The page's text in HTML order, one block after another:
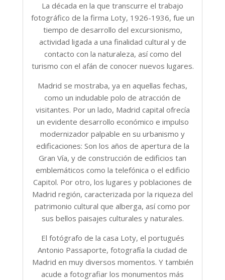
La década en la que transcurre el trabajo
fotográfico de la firma Loty, 1926-1936, fue un
tiempo de desarrollo del excursionismo,
actividad ligada a una finalidad cultural y de
contacto con la naturaleza, así como del
turismo con el afán de conocer nuevos lugares.
Madrid se mostraba, ya en aquellas fechas,
como un indudable polo de atracción de
visitantes. Por un lado, Madrid capital ofrecía
un evidente desarrollo económico e impulso
modernizador palpable en su urbanismo y
edificaciones: Son los años de apertura de la
Gran Vía, y de construcción de edificios tan
emblemáticos como la telefónica o el edificio
Capitol. Por otro, los lugares y poblaciones de
Madrid región, caracterizada por la riqueza del
patrimonio cultural que alberga, así como por
sus bellos paisajes culturales y naturales.
El fotógrafo de la casa Loty, el portugués
Antonio Passaporte, fotografía la ciudad de
Madrid en muy diversos momentos. Y también
acude a fotografiar los monumentos más